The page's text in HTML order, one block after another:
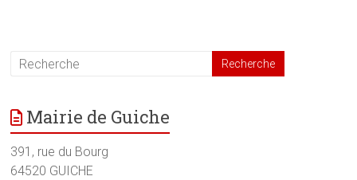
Mairie de Guiche
391, rue du Bourg
64520 GUICHE